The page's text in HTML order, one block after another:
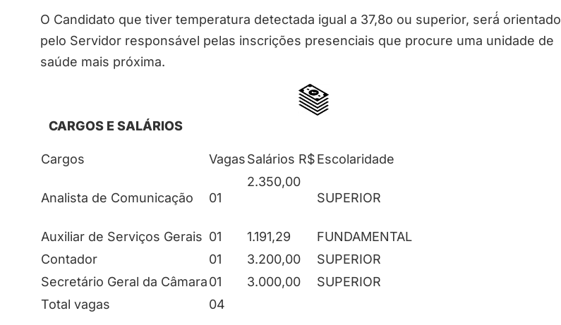
O Candidato que tiver temperatura detectada igual a 37,8o ou superior, será́ orientado
pelo Servidor responsável pelas inscrições presenciais que procure uma unidade de
saúde mais próxima.
CARGOS E SALÁRIOS
Cargos VagasSalários R$Escolaridade
Analista de Comunicação 01
2.350,00
SUPERIOR
Auxiliar de Serviços Gerais 01 1.191,29
FUNDAMENTAL
Contador
01 3.200,00
SUPERIOR
Secretário Geral da Câmara01 3.000,00
SUPERIOR
Total vagas
04